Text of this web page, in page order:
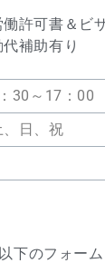
働許可書＆ビ
代補助有り
30～17：00
、日、祝
下のフォー